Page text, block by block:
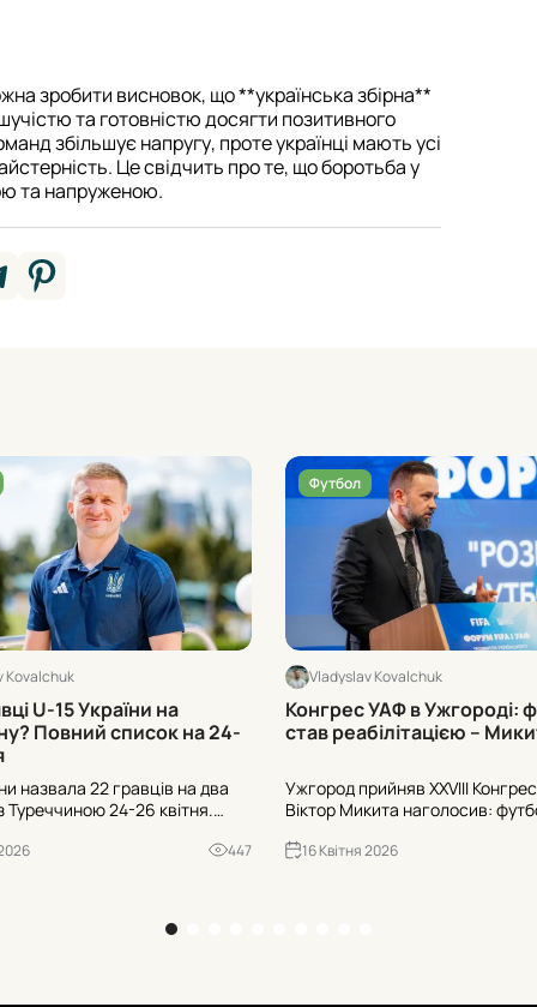
зробити висновок, що **українська збірна**
та готовністю досягти позитивного
збільшує напругу, проте українці мають усі
Це свідчить про те, що боротьба у
та напруженою.
Kovalchuk
U-15 України на
Повний список на 24-
назвала 22 гравців на два
Туреччиною 24-26 квітня.
та «Динамо» до «Баварії», 447
Футбол
Vladyslav Kovalchuk
Конгрес УАФ в Ужгороді:
став реабілітацією –
Ужгород прийняв ХХVІІІ
Віктор Микита наголосив:
реабілітація та освіта. 2022-
16 Квітня 2026